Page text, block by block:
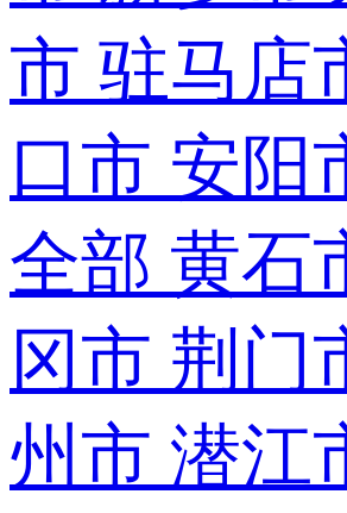
市 驻马店
口市 安阳
全部 黄石
冈市 荆门
州市 潜江